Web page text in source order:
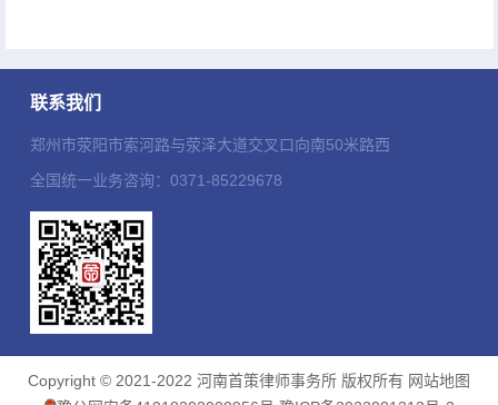
联系我们
郑州市荥阳市索河路与荥泽大道交叉口向南50米路西
全国统一业务咨询：0371-85229678
Copyright © 2021-2022 河南首策律师事务所 版权所有 网站地图